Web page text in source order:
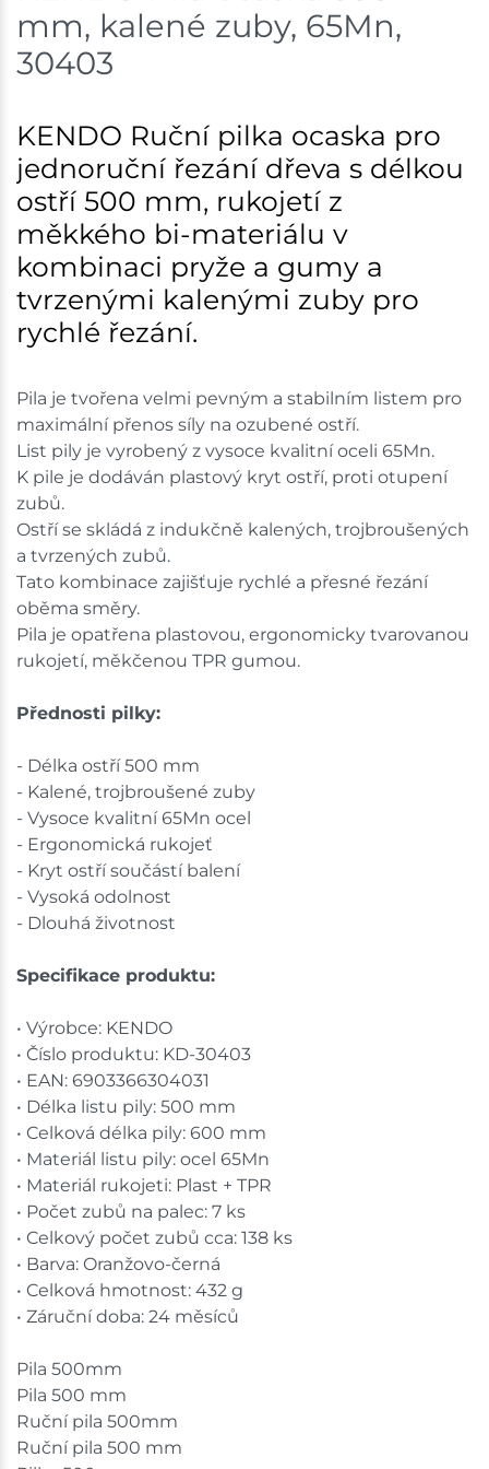
Skladem na prodejně - doručení do 7 dnů
Skladem na prodejně - doručení do 7 dnů
Nové Město
Skladem na prodejně - doručení do 7 dnů
10 ks
Velká Bíteš
Skladem na prodejně - doručení do 7 dnů
Ceny na prodejnách se mohou lišit od cen na e-
shopu.
mm, kalené zuby, 65Mn,
30403
KENDO Ruční pilka ocaska pro
jednoruční řezání dřeva s délkou
ostří 500 mm, rukojetí z
měkkého bi-materiálu v
kombinaci pryže a gumy a
tvrzenými kalenými zuby pro
rychlé řezání.
Pila je tvořena velmi pevným a stabilním listem pro
maximální přenos síly na ozubené ostří.
List pily je vyrobený z vysoce kvalitní oceli 65Mn.
K pile je dodáván plastový kryt ostří, proti otupení
zubů.
Ostří se skládá z indukčně kalených, trojbroušených
a tvrzených zubů.
Tato kombinace zajišťuje rychlé a přesné řezání
oběma směry.
Pila je opatřena plastovou, ergonomicky tvarovanou
rukojetí, měkčenou TPR gumou.
Přednosti pilky:
- Délka ostří 500 mm
- Kalené, trojbroušené zuby
- Vysoce kvalitní 65Mn ocel
- Ergonomická rukojeť
- Kryt ostří součástí balení
- Vysoká odolnost
- Dlouhá životnost
Specifikace produktu:
• Výrobce: KENDO
• Číslo produktu: KD-30403
• EAN: 6903366304031
• Délka listu pily: 500 mm
• Celková délka pily: 600 mm
• Materiál listu pily: ocel 65Mn
• Materiál rukojeti: Plast + TPR
• Počet zubů na palec: 7 ks
• Celkový počet zubů cca: 138 ks
• Barva: Oranžovo-černá
• Celková hmotnost: 432 g
• Záruční doba: 24 měsíců
Pila 500mm
Pila 500 mm
Ruční pila 500mm
Ruční pila 500 mm